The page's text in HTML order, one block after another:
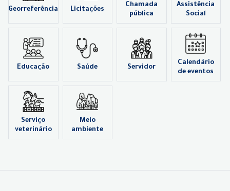
Georreferência Licitações
Chamada
pública
Assistência
Social
Educação Saúde Servidor
Calendário
de eventos
Serviço
veterinário
Meio
ambiente